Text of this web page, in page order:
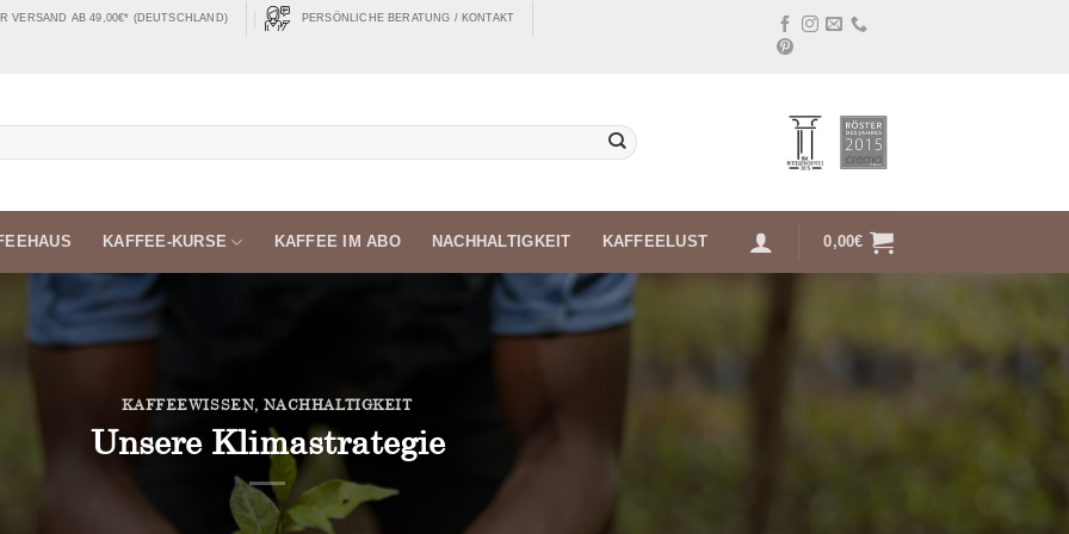
VERSAND AB 49,00€* (DEUTSCHLAND) PERSÖNLICHE BERATUNG / KONTAKT
KAFFEE-KURSE KAFFEE IM ABO NACHHALTIGKEIT KAFFEELUST 0,00€
KAFFEEWISSEN, NACHHALTIGKEIT
Unsere Klimastrategie